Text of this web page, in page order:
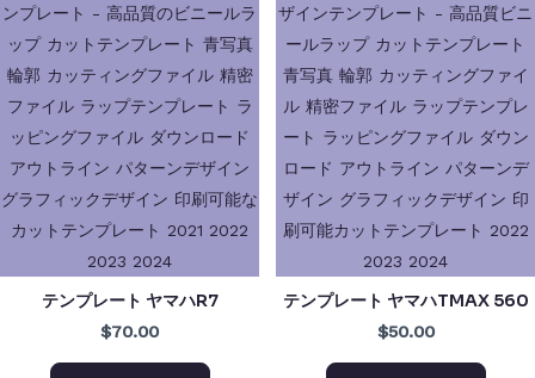
テンプレート ヤマハR7
$70.00
テンプレート ヤマハTMAX 560
$50.00